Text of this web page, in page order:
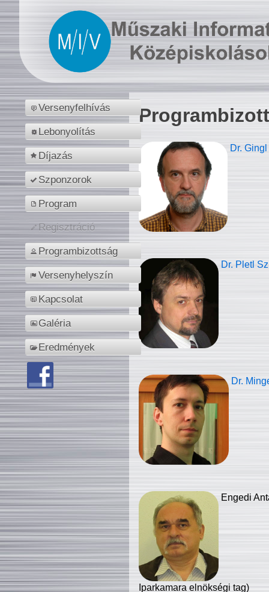
Versenyfelhívás
Lebonyolítás
Díjazás
Szponzorok
Program
Regisztráció
Programbizottság
Versenyhelyszín
Kapcsolat
Galéria
Eredmények
Dr.
Dr. Pletl
Dr.
Engedi
Iparkamara elnökségi tag)